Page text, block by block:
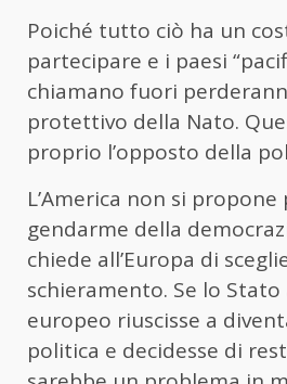
Poiché tutto ciò ha un
partecipare e i paesi
chiamano fuori
protettivo della Nato.
proprio l’opposto della
L’America non si propone
gendarme della
chiede all’Europa di
schieramento. Se lo
europeo riuscisse a
politica e decidesse di